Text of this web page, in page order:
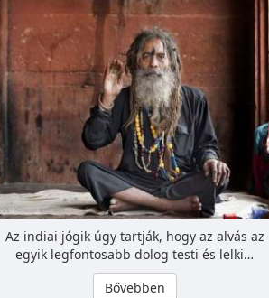
Az indiai jógik úgy tartják, hogy az alvás az
egyik legfontosabb dolog testi és lelki…
Bővebben